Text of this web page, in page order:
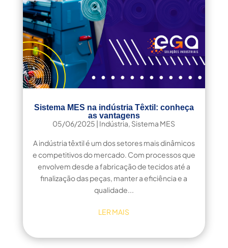
Sistema MES na indústria Têxtil: conheça
as vantagens
05/06/2025 | Indústria, Sistema MES
A indústria têxtil é um dos setores mais dinâmicos
e competitivos do mercado. Com processos que
envolvem desde a fabricação de tecidos até a
finalização das peças, manter a eficiência e a
qualidade...
LER MAIS